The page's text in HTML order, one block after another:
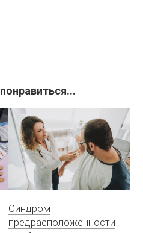
Синдром
предрасположенности